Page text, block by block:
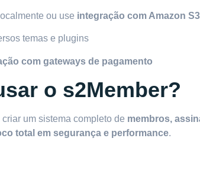
ou use integração com Amazon S3
temas e plugins
com gateways de pagamento
o s2Member?
um sistema completo de membros,
total em segurança e performance.